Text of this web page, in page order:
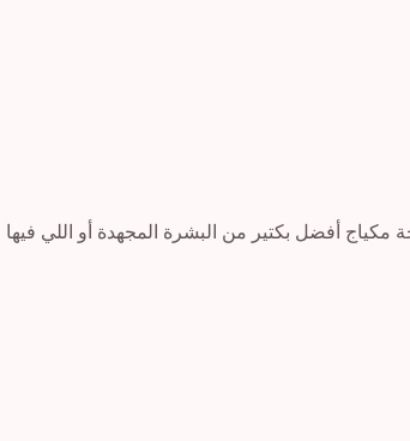
أفضل بكتير من البشرة المجهدة أو اللي فيها